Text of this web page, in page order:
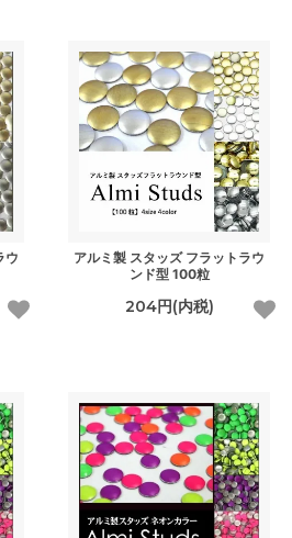
ウ
アルミ製 スタッズ フラットラウ
ンド型 100粒
204円(内税)